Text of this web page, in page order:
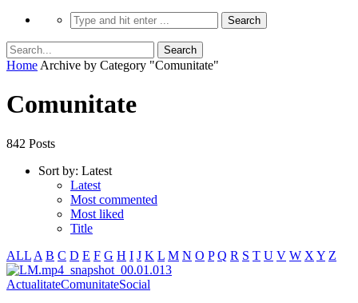
Home Archive by Category "Comunitate"
Comunitate
842 Posts
Sort by: Latest
Latest
Most commented
Most liked
Title
ALL A B C D E F G H I J K L M N O P Q R S T U V W X Y Z
ActualitateComunitateSocial